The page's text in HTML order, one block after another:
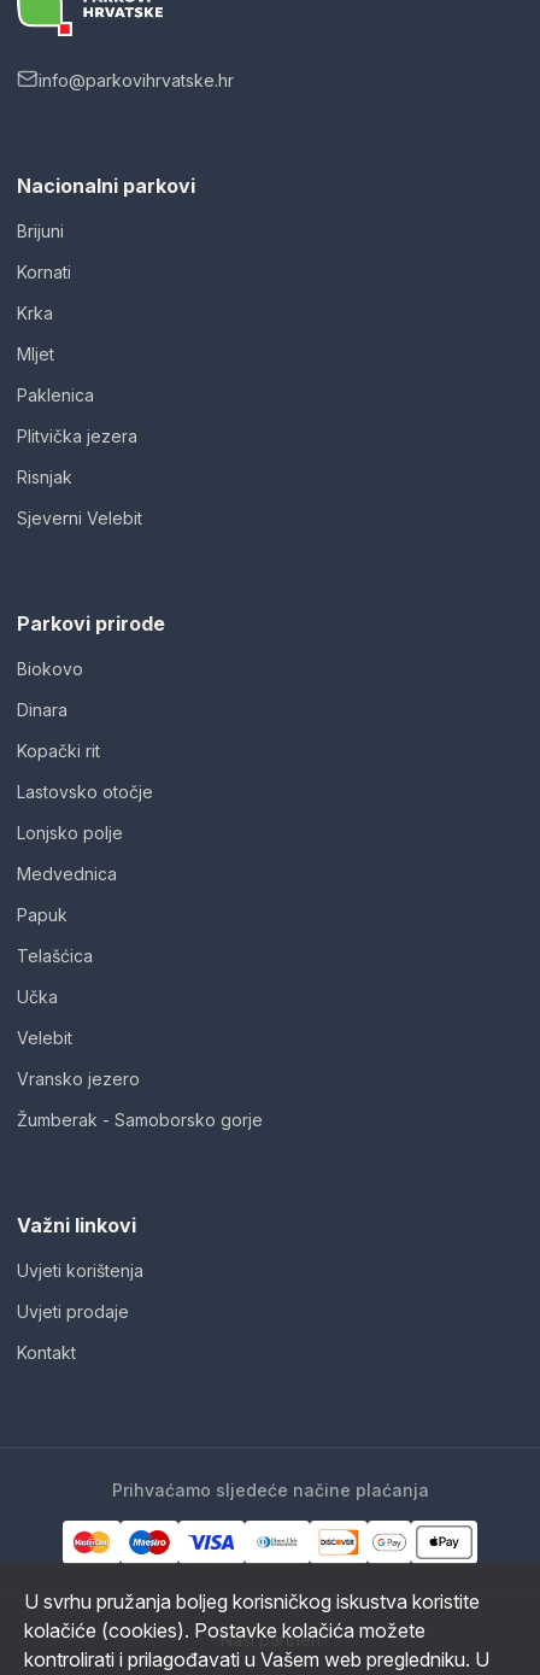
info@parkovihrvatske.hr
Nacionalni parkovi
Brijuni
Kornati
Krka
Mljet
Paklenica
Plitvička jezera
Risnjak
Sjeverni Velebit
Parkovi prirode
Biokovo
Dinara
Kopački rit
Lastovsko otočje
Lonjsko polje
Medvednica
Papuk
Telašćica
Učka
Velebit
Vransko jezero
Žumberak - Samoborsko gorje
Važni linkovi
Uvjeti korištenja
Uvjeti prodaje
Kontakt
Prihvaćamo sljedeće načine plaćanja
Naši partneri
U svrhu pružanja boljeg korisničkog iskustva koristite
kolačiće (cookies). Postavke kolačića možete
kontrolirati i prilagođavati u Vašem web pregledniku. U